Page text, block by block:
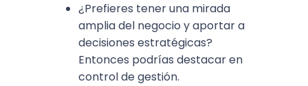
¿Prefieres tener una mirada
amplia del negocio y aportar a
decisiones estratégicas?
Entonces podrías destacar en
control de gestión.